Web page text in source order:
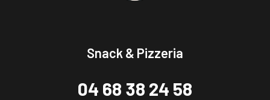
Snack & Pizzeria
04 68 38 24 58